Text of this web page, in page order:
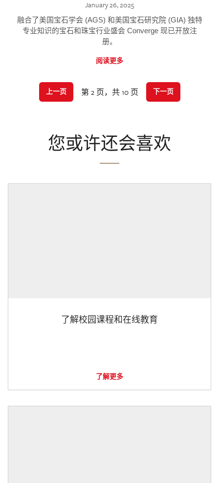
January 26, 2025
融合了美国宝石学会 (AGS) 和美国宝石研究院 (GIA) 独特
专业知识的宝石和珠宝行业盛会 Converge 现已开放注
册。
阅读更多
上一页 第 2 页，共 10 页 下一页
您或许还会喜欢
了解校园课程和在线教育
了解更多